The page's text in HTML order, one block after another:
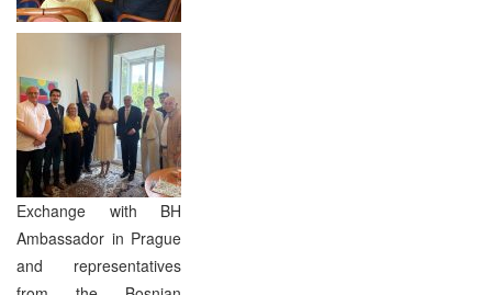
Exchange with BH
Ambassador in Prague
and representatives